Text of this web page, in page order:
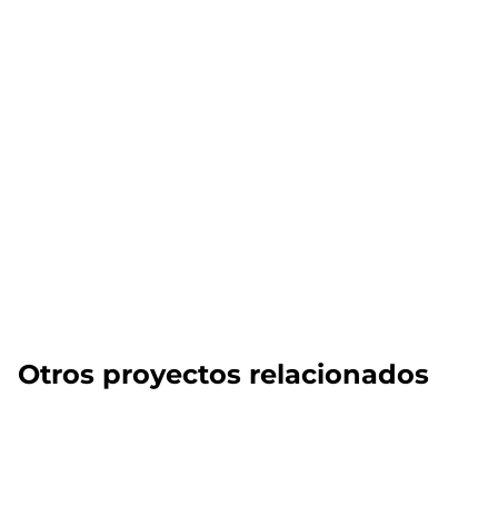
Otros proyectos relacionados